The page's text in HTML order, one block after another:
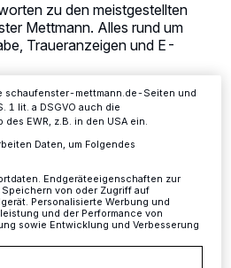
zu den meistgestellten
Mettmann. Alles rund um
Traueranzeigen und E-
aufrufen, um Ihre Einstellungen zu
zu widerrufen, indem Sie auf den Link
unteren Rand der Webseite klicken.
unseres Website. Weitere
Datenschutzerklärung.
schaufenster-mettmann.de-Seiten und
1 lit. a DSGVO auch die
EWR, z.B. in den USA ein.
Daten, um Folgendes
Endgeräteeigenschaften zur
von oder Zugriff auf
Personalisierte Werbung und
und der Performance von
sowie Entwicklung und Verbesserung